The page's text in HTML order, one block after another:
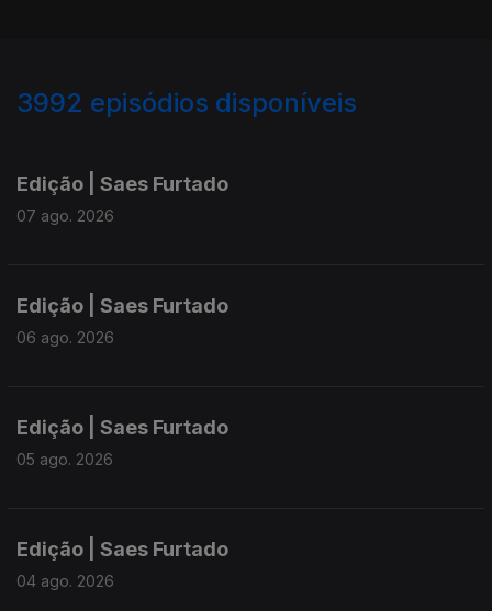
3992 episódios disponíveis
Edição | Saes Furtado
07 ago. 2026
Edição | Saes Furtado
06 ago. 2026
Edição | Saes Furtado
05 ago. 2026
Edição | Saes Furtado
04 ago. 2026